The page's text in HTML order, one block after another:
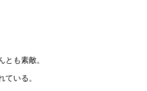
も素敵。
いる。